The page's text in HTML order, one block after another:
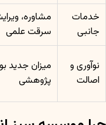
خدمات
جانبی
مشاوره،
سرقت علمی
نوآوری و
اصالت
میزان جدید
پژوهشی